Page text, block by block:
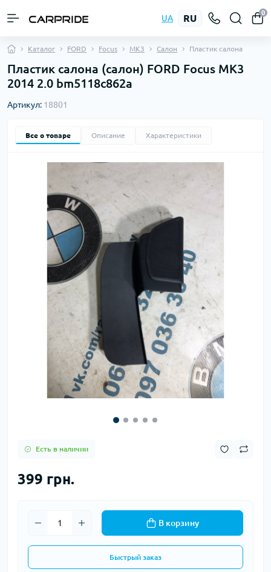
UA RU
0
Каталог FORD Focus MK3 Салон Пластик салона
Пластик салона (салон) FORD Focus MK3
2014 2.0 bm5118c862a
Артикул: 18801
Все о товаре Описание Характеристики
Есть в наличии
399 грн.
В корзину
Быстрый заказ